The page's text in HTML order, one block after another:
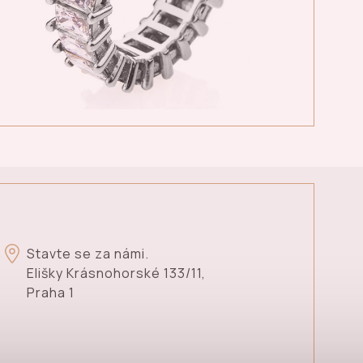
Stavte se za námi.
Elišky Krásnohorské 133/11,
Praha 1